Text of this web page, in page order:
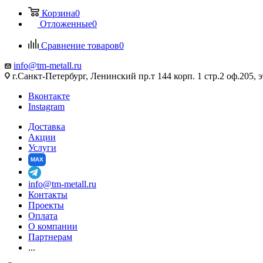
Корзина0
Отложенные0
Сравнение товаров0
info@tm-metall.ru
г.Санкт-Петербург, Ленинский пр.т 144 корп. 1 стр.2 оф.205,
Вконтакте
Instagram
Доставка
Акции
Услуги
MAX
info@tm-metall.ru
Контакты
Проекты
Оплата
О компании
Партнерам
...